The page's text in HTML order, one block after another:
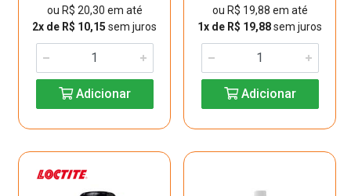
ou R$ 20,30 em até
2x de R$ 10,15 sem juros
Adicionar
ou R$ 19,88 em até
1x de R$ 19,88sem juros
Adicionar